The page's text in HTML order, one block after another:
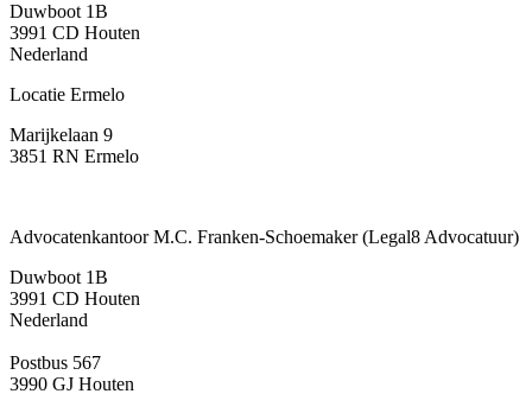
Duwboot 1B
3991 CD Houten
Nederland
Locatie Ermelo
Marijkelaan 9
3851 RN Ermelo
Advocatenkantoor M.C. Franken-Schoemaker (Legal8 Advocatuur)
Duwboot 1B
3991 CD Houten
Nederland
Postbus 567
3990 GJ Houten